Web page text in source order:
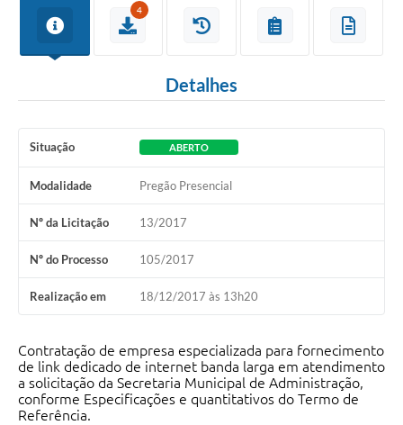
4
Detalhes
Situação ABERTO
Modalidade Pregão Presencial
Nº da Licitação 13/2017
Nº do Processo 105/2017
Realização em 18/12/2017 às 13h20
Contratação de empresa especializada para fornecimento
de link dedicado de internet banda larga em atendimento
a solicitação da Secretaria Municipal de Administração,
conforme Especificações e quantitativos do Termo de
Referência.